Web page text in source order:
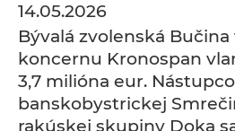
14.05.2026
Bývalá zvolenská
koncernu Kronospan
3,7 milióna eur.
banskobystrickej
rakúskej skupiny Doka